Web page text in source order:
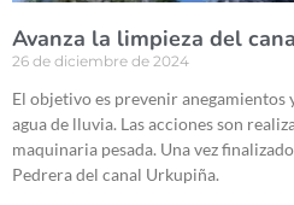
Avanza la limpieza del
26 de diciembre de 2024
El objetivo es prevenir
agua de lluvia. Las acciones son
maquinaria pesada. Una vez
Pedrera del canal Urkupiña.